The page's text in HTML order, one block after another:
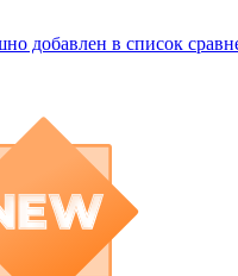
добавлен в список